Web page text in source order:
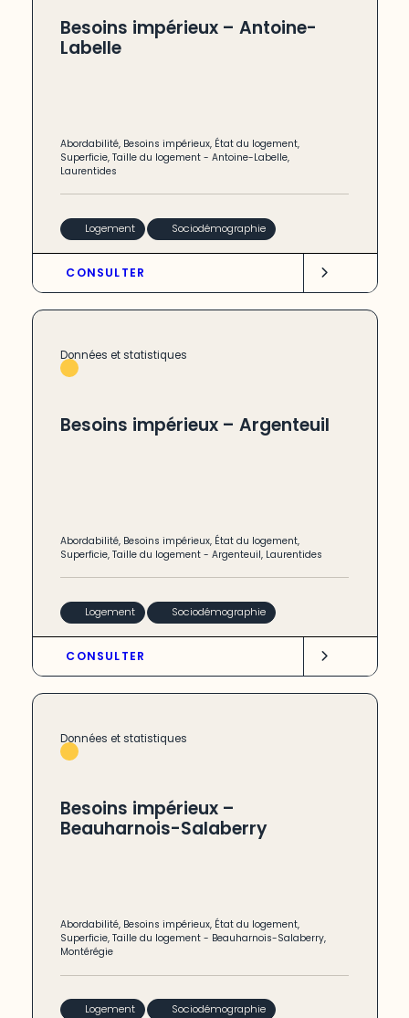
Besoins impérieux – Antoine-
Labelle
Abordabilité, Besoins impérieux, État du logement,
Superficie,Taille du logement -Antoine-Labelle,
Laurentides
Logement Sociodémographie
CONSULTER
Données et statistiques
Besoins impérieux – Argenteuil
Abordabilité, Besoins impérieux, État du logement,
Superficie,Taille du logement -Argenteuil, Laurentides
Logement Sociodémographie
CONSULTER
Données et statistiques
Besoins impérieux –
Beauharnois-Salaberry
Abordabilité, Besoins impérieux, État du logement,
Superficie,Taille du logement - Beauharnois-Salaberry,
Montérégie
Logement Sociodémographie